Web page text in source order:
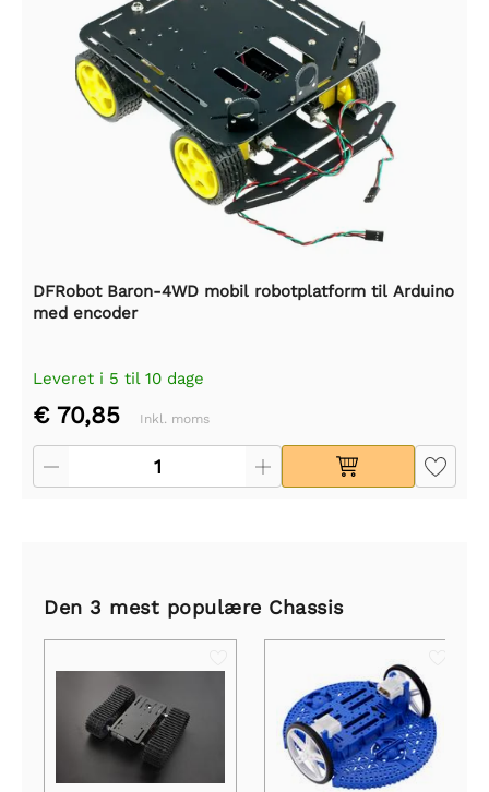
DFRobot Baron-4WD mobil robotplatform til Arduino
med encoder
Leveret i 5 til 10 dage
€ 70,85 Inkl. moms
Den 3 mest populære Chassis